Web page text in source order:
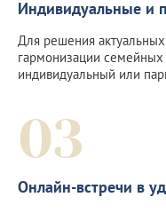
Индивидуальные и
Для решения
гармонизации
индивидуальный или
03
Онлайн-встречи в